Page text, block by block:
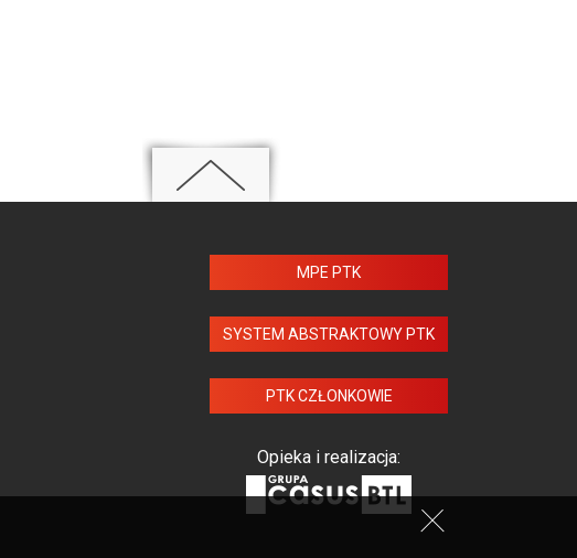
MPE PTK
SYSTEM ABSTRAKTOWY PTK
PTK CZŁONKOWIE
Opieka i realizacja: